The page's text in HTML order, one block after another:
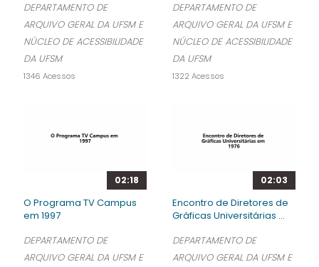
DEPARTAMENTO DE
ARQUIVO GERAL DA UFSM E
NÚCLEO DE ACESSIBILIDADE
DA UFSM
1346 Acessos
DEPARTAMENTO DE
ARQUIVO GERAL DA UFSM E
NÚCLEO DE ACESSIBILIDADE
DA UFSM
1322 Acessos
02:18
O Programa TV Campus
em 1997
DEPARTAMENTO DE
ARQUIVO GERAL DA UFSM E
02:03
Encontro de Diretores de
Gráficas Universitárias ...
DEPARTAMENTO DE
ARQUIVO GERAL DA UFSM E